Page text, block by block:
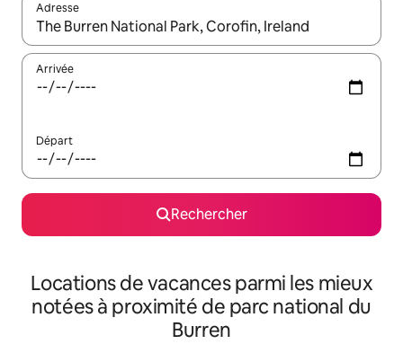
Adresse
Lorsque les résultats s'affichent, utilisez les flèches vers le
Arrivée
Départ
Rechercher
Locations de vacances parmi les mieux
notées à proximité de parc national du
Burren